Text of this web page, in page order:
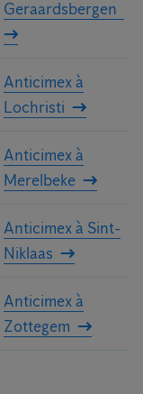
Geraardsbergen
Anticimex à
Lochristi
Anticimex à
Merelbeke
Anticimex à Sint-
Niklaas
Anticimex à
Zottegem